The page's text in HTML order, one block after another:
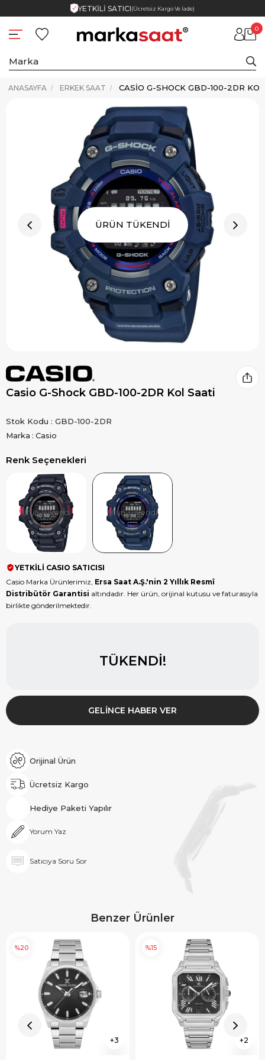
YETKİLİ SATICI(Ücretsiz Kargo Ve İade)
0
ANASAYFA ERKEK SAAT CASIO G-SHOCK GBD-100-2DR
ÜRÜN TÜKENDİ
Casio G-Shock GBD-100-2DR Kol Saati
Stok Kodu
GBD-100-2DR
Marka : Casio
Renk Seçenekleri
Ürün Tükendi Ürün Tükendi
YETKİLİ CASIO SATICISI
Casio Marka Ürünlerimiz, Ersa Saat A.Ş.'nin 2 Yıllık Resmî
Distribütör Garantisi altındadır. Her ürün, orijinal kutusu ve faturasıyla
birlikte gönderilmektedir.
TÜKENDI!
GELINCE HABER VER
Orijinal Ürün
Ücretsiz Kargo
Hediye Paketi Yapılır
Yorum Yaz
Satıcıya Soru Sor
Benzer Ürünler
3
%20
2
%15